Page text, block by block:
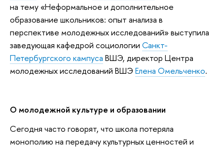
на тему «Неформальное и дополнительное
образование школьников: опыт анализа в
перспективе молодежных исследований» выступила
заведующая кафедрой социологии Санкт-
Петербургского кампуса ВШЭ, директор Центра
молодежных исследований ВШЭ Елена Омельченко.
О молодежной культуре и образовании
Сегодня часто говорят, что школа потеряла
монополию на передачу культурных ценностей и